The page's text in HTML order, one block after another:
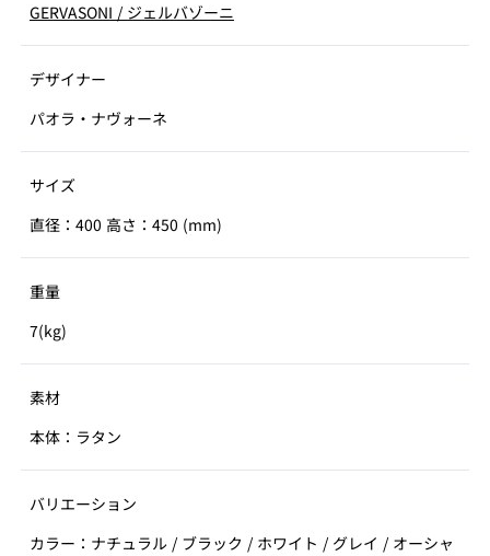
GERVASONI / ジェルバゾーニ
デザイナー
パオラ・ナヴォーネ
サイズ
直径：400 高さ：450 (mm)
重量
7(kg)
素材
本体：ラタン
バリエーション
カラー：ナチュラル / ブラック / ホワイト / グレイ / オーシャ